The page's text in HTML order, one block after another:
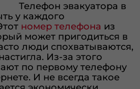
Телефон эвакуатора в
у каждого
номер телефона из
может пригодиться в
люди спохватываются,
Из-за этого
по первому телефону
И не всегда такое